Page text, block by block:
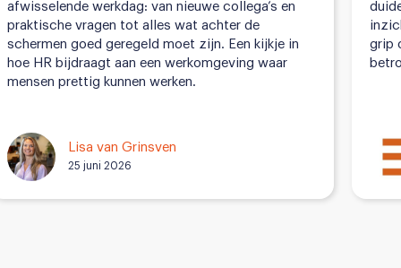
afwisselende werkdag: van nieuwe collega’s en
praktische vragen tot alles wat achter de
schermen goed geregeld moet zijn. Een kijkje in
hoe HR bijdraagt aan een werkomgeving waar
mensen prettig kunnen werken.
Lisa van Grinsven
25 juni 2026
grip